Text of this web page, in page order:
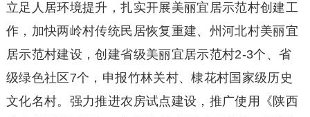
立足人居环境提升，扎实开展美丽宜居示范村创建工
作，加快两岭村传统民居恢复重建、州河北村美丽宜
居示范村建设，创建省级美丽宜居示范村2-3个、省
级绿色社区7个，申报竹林关村、棣花村国家级历史
文化名村。强力推进农房试点建设，推广使用《陕西